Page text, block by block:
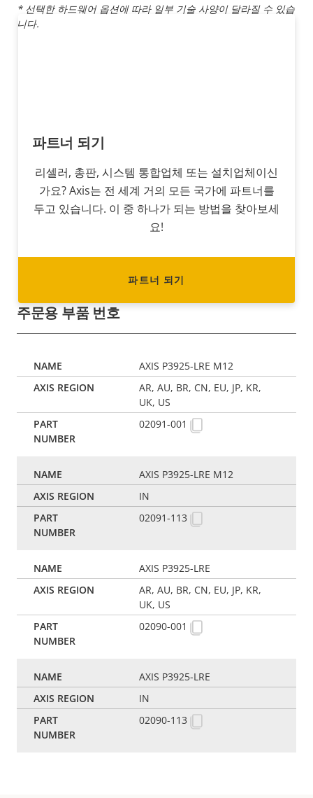
* 선택한 하드웨어 옵션에 따라 일부 기술 사양이 달라질 수 있습
니다.
파트너 되기
리셀러, 총판, 시스템 통합업체 또는 설치업체이신
가요? Axis는 전 세계 거의 모든 국가에 파트너를
두고 있습니다. 이 중 하나가 되는 방법을 찾아보세
요!
파트너 되기
주문용 부품 번호
AXIS P3925-LRE M12
AR, AU, BR, CN, EU, JP, KR,
UK, US
02091-001
AXIS P3925-LRE M12
IN
02091-113
AXIS P3925-LRE
AR, AU, BR, CN, EU, JP, KR,
UK, US
02090-001
AXIS P3925-LRE
IN
02090-113